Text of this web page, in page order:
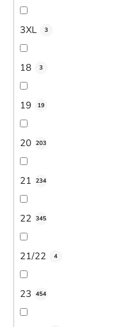
3XL 3
18 3
19 19
20 203
21 234
22 345
21/22 4
23 454